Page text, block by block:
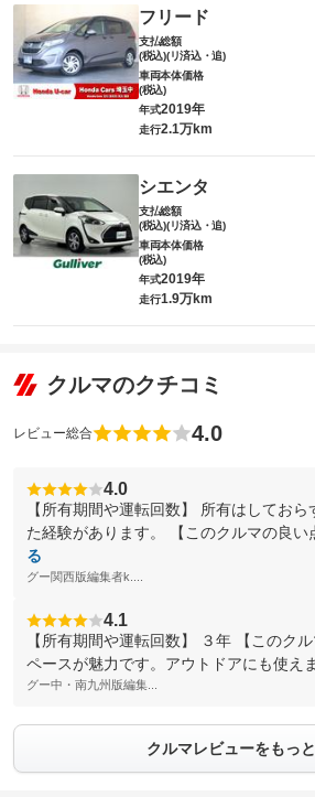
フリード
支払総額
(税込)(リ済込・追)
車両本体価格
(税込)
年式2019年
走行2.1万km
シエンタ
支払総額
(税込)(リ済込・追)
車両本体価格
(税込)
年式2019年
走行1.9万km
クルマのクチコミ
レビュー総合 4.0
4.0
【所有期間や運転回数】 所有はしてお
た経験があります。 【このクルマの良い
る
グー関西版編集者k....
4.1
【所有期間や運転回数】 ３年 【このク
ペースが魅力です。アウトドアにも使え
グー中・南九州版編集...
クルマレビューをもっ